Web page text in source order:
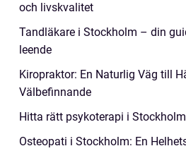
och livskvalitet
Tandläkare i Stockholm – din
leende
Kiropraktor: En Naturlig Väg till
Välbefinnande
Hitta rätt psykoterapi i Stockholm
Osteopati i Stockholm: En